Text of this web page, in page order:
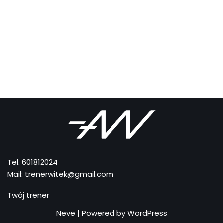
Tel. 601812024
Mail: trenerwitek@gmail.com
Twój trener
Neve | Powered byWordPress